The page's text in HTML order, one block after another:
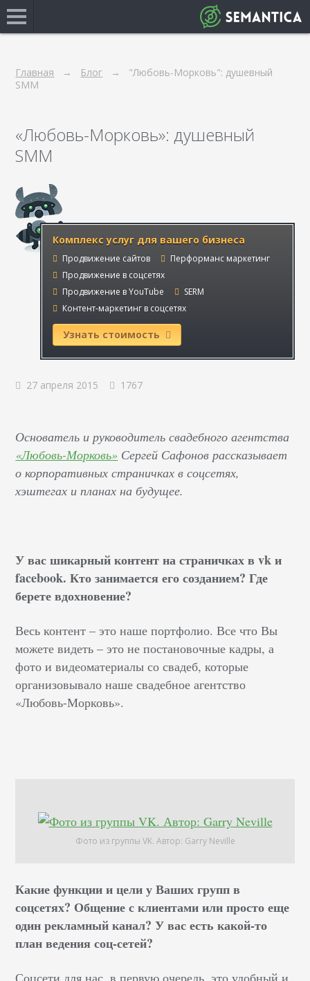
Главная Блог
"Любовь-Морковь": душевный
SMM
«Любовь-Морковь»: душевный
SMM
Комплекс услуг для вашего бизнеса
Продвижение сайтов
Перформанс маркетинг
Продвижение в соцсетях
Продвижение в YouTube
SERM
Контент-маркетинг в соцсетях
Узнать стоимость
27 апреля 2015 1767
Основатель и руководитель свадебного агентства
«Любовь-Морковь» Сергей Сафонов рассказывает
о корпоративных страничках в соцсетях,
хэштегах и планах на будущее.
У вас шикарный контент на страничках в vk и
facebook. Кто занимается его созданием? Где
берете вдохновение?
Весь контент – это наше портфолио. Все что Вы
можете видеть – это не постановочные кадры, а
фото и видеоматериалы со свадеб, которые
организовывало наше свадебное агентство
«Любовь-Морковь».
Фото из группы VK. Автор: Garry Neville
Какие функции и цели у Ваших групп в
соцсетях? Общение с клиентами или просто еще
один рекламный канал? У вас есть какой-то
план ведения соц-сетей?
Соцсети для нас, в первую очередь, это удобный и